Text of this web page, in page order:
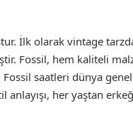
İlk olarak vintage
Fossil, hem kaliteli
saatleri dünya
anlayışı, her yaştan